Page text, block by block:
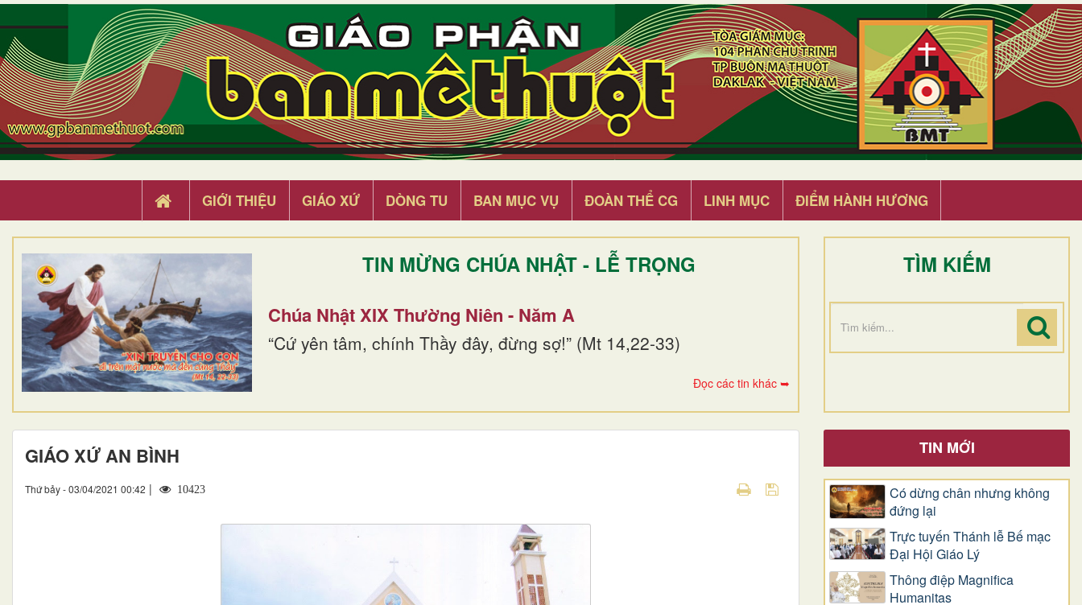
GIỚI THIỆU GIÁO XỨ DÒNG TU BAN MỤC VỤ ĐOÀN THỂ CG LINH MỤC ĐIỂM HÀNH HƯƠNG
TIN MỪNG CHÚA NHẬT - LỄ TRỌNG
Chúa Nhật XIX Thường Niên - Năm A
“Cứ yên tâm, chính Thầy đây, đừng sợ!” (Mt 14,22-33)
Đọc các tin khác ➥
TÌM KIẾM
GIÁO XỨ AN BÌNH
Thứ bảy - 03/04/2021 00:42 | 10423
TIN MỚI
Có dừng chân nhưng không
đứng lại
Trực tuyến Thánh lễ Bế mạc
Đại Hội Giáo Lý
Thông điệp Magnifica
Humanitas